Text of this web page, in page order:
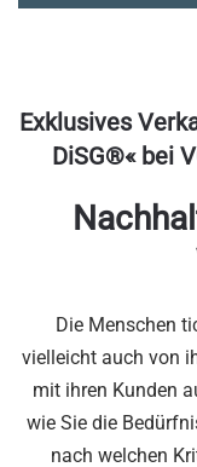
Exklusives
DiSG®« bei
Die Menschen
vielleicht auch von
mit ihren Kunden
wie Sie die
nach welchen